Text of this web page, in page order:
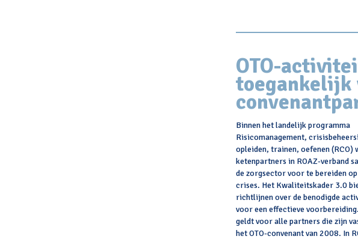
OTO-
toegankelijk
Binnen het landelijk programma
Risicomanagement,
opleiden, trainen, oefenen (RCO)
ketenpartners in ROAZ-verband
de zorgsector voor te bereiden
crises. Het Kwaliteitskader 3.0
richtlijnen over de benodigde
voor een effectieve
geldt voor alle partners die zijn
het OTO-convenant van 2008. In